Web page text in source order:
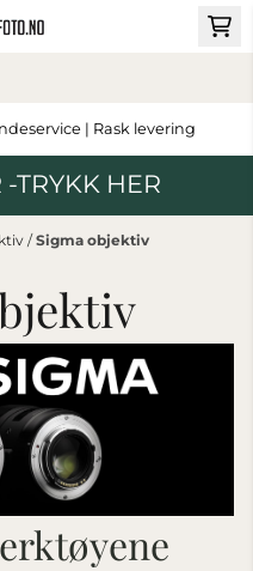
| Rask levering
TRYKK HER
/Sigma objektiv